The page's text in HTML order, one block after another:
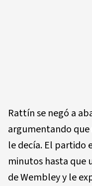
Rattín se negó a
argumentando
le decía. El partido
minutos hasta que
de Wembley y le